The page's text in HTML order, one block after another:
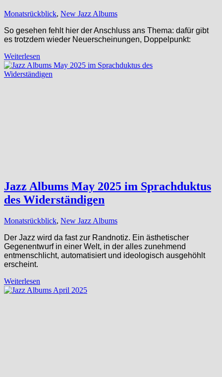
Monatsrückblick, New Jazz Albums
So gesehen fehlt hier der Anschluss ans Thema: dafür gibt
es trotzdem wieder Neuerscheinungen, Doppelpunkt:
Weiterlesen
Jazz Albums May 2025 im Sprachduktus
des Widerständigen
Monatsrückblick, New Jazz Albums
Der Jazz wird da fast zur Randnotiz. Ein ästhetischer
Gegenentwurf in einer Welt, in der alles zunehmend
entmenschlicht, automatisiert und ideologisch ausgehöhlt
erscheint.
Weiterlesen